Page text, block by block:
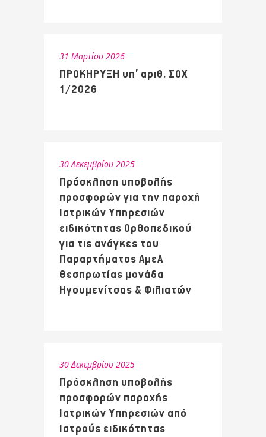
31 Μαρτίου 2026
ΠΡΟΚΗΡΥΞΗ υπ’ αριθ. ΣΟΧ
1/2026
30 Δεκεμβρίου 2025
Πρόσκληση υποβολής
προσφορών για την παροχή
Ιατρικών Υπηρεσιών
ειδικότητας Ορθοπεδικού
για τις ανάγκες του
Παραρτήματος ΑμεΑ
Θεσπρωτίας μονάδα
Ηγουμενίτσας & Φιλιατών
30 Δεκεμβρίου 2025
Πρόσκληση υποβολής
προσφορών παροχής
Ιατρικών Υπηρεσιών από
Ιατρούς ειδικότητας